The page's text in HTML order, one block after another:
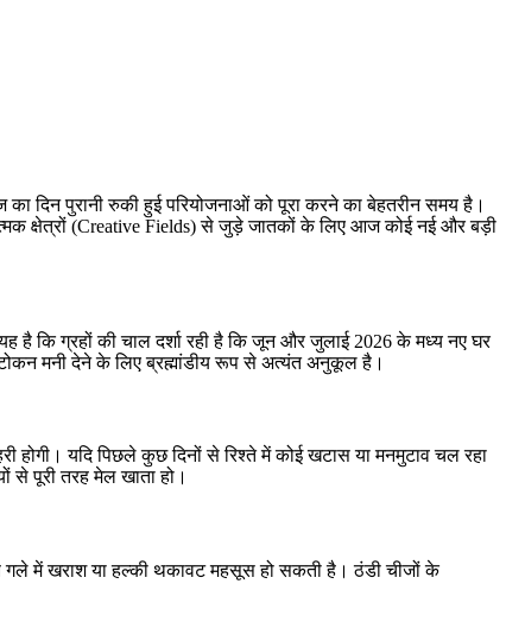
दिन पुरानी रुकी हुई परियोजनाओं को पूरा करने का बेहतरीन समय है।
क्षेत्रों (Creative Fields) से जुड़े जातकों के लिए आज कोई नई और बड़ी
कि ग्रहों की चाल दर्शा रही है कि जून और जुलाई 2026 के मध्य नए घर
मनी देने के लिए ब्रह्मांडीय रूप से अत्यंत अनुकूल है।
यदि पिछले कुछ दिनों से रिश्ते में कोई खटास या मनमुटाव चल रहा
पूरी तरह मेल खाता हो।
में खराश या हल्की थकावट महसूस हो सकती है। ठंडी चीजों के